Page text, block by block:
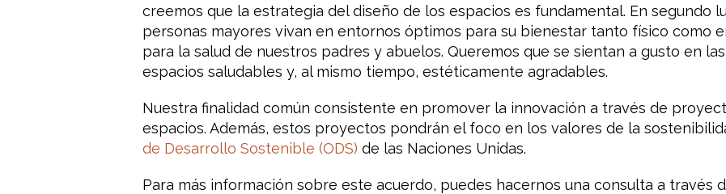
creemos que la estrategia del diseño de los espacios es fundamental. En segundo
personas mayores vivan en entornos óptimos para su bienestar tanto físico como
para la salud de nuestros padres y abuelos. Queremos que se sientan a gusto en
espacios saludables y, al mismo tiempo, estéticamente agradables.
Nuestra finalidad común consistente en promover la innovación a través de
espacios. Además, estos proyectos pondrán el foco en los valores de la
de Desarrollo Sostenible (ODS) de las Naciones Unidas.
Para más información sobre este acuerdo, puedes hacernos una consulta a través